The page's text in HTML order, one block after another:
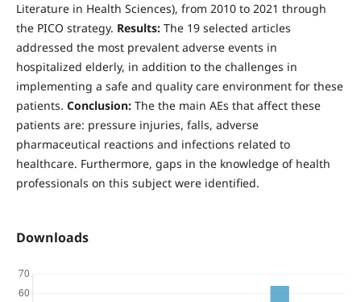
Literature in Health Sciences), from 2010 to 2021 through
the PICO strategy. Results:The 19 selected articles
addressed the most prevalent adverse events in
hospitalized elderly, in addition to the challenges in
implementing a safe and quality care environment for these
patients. Conclusion:The the main AEs that affect these
patients are: pressure injuries, falls, adverse
pharmaceutical reactions and infections related to
healthcare. Furthermore, gaps in the knowledge of health
professionals on this subject were identified.
Downloads